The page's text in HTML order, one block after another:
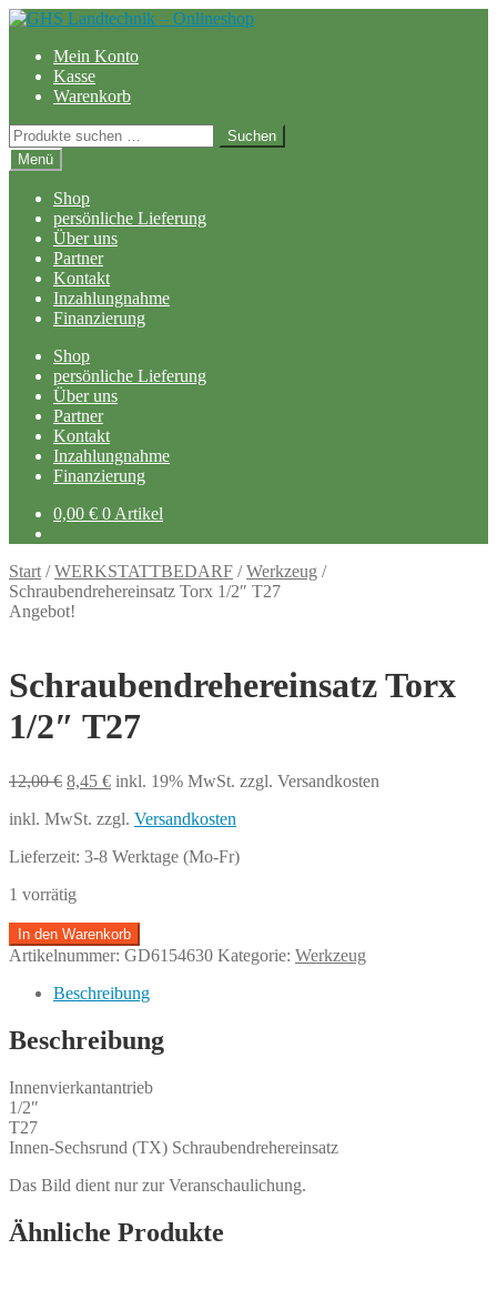
Zur
springen
Zum
springenMein Konto
Kasse
Warenkorb
Suchen
nach:
Suchen
Menü
Shop
persönliche Lieferung
Über uns
Partner
Kontakt
Inzahlungnahme
Finanzierung
Shop
persönliche Lieferung
Über uns
Partner
Kontakt
Inzahlungnahme
Finanzierung
0,00 € 0 Artikel
Start /WERKSTATTBEDARF /Werkzeug /
Schraubendrehereinsatz Torx 1/2″ T27
Angebot!
Schraubendrehereinsatz Torx
1/2″ T27
12,00€ Ursprünglicher
war:
8,45 €Aktueller
ist:
inkl. 19% MwSt. zzgl. Versandkosten
inkl. MwSt. zzgl. Versandkosten
Lieferzeit: 3-8 Werktage (Mo-Fr)
1 vorrätig
Schraubendrehereinsatz
Torx
T27
In den Warenkorb
Artikelnummer: GD6154630 Kategorie: Werkzeug
Beschreibung
Beschreibung
Innenvierkantantrieb
1/2″
T27
Innen-Sechsrund (TX) Schraubendrehereinsatz
Das Bild dient nur zur Veranschaulichung.
Ähnliche Produkte